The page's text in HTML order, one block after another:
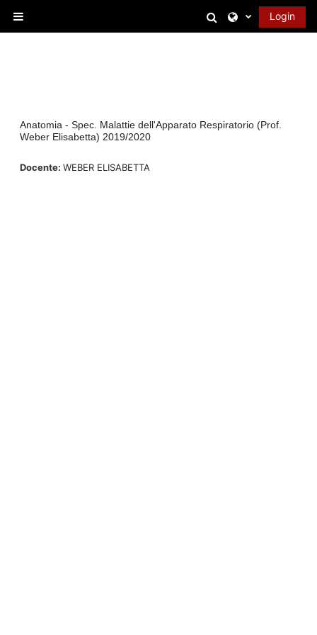
Attiva/disattiva
Login
Anatomia - Spec. Malattie dell'Apparato Respiratorio (Prof.
Weber Elisabetta) 2019/2020
Docente: WEBER ELISABETTA